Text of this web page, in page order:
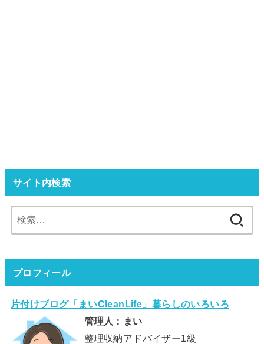
サイト内検索
索:
プロフィール
片付けブログ「まいCleanLife」暮らしのいろいろ
管理人：まい
整理収納アドバイザー1級